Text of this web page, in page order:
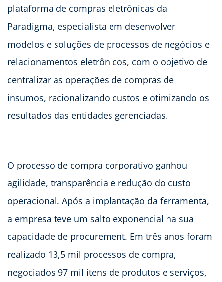
plataforma de compras eletrônicas da
Paradigma, especialista em desenvolver
modelos e soluções de processos de negócios e
relacionamentos eletrônicos, com o objetivo de
centralizar as operações de compras de
insumos, racionalizando custos e otimizando os
resultados das entidades gerenciadas.
O processo de compra corporativo ganhou
agilidade, transparência e redução do custo
operacional. Após a implantação da ferramenta,
a empresa teve um salto exponencial na sua
capacidade de procurement. Em três anos foram
realizado 13,5 mil processos de compra,
negociados 97 mil itens de produtos e serviços,